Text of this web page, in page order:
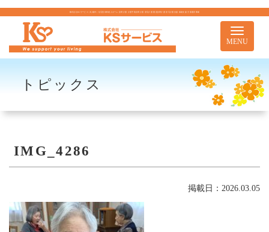
株式会社KSサービス｜札幌市｜住宅型有料老人ホーム 訪問介護 介護予防訪問介護 居宅介護 重度訪問介護 居宅介護支援 移動支援 児童通所事業
Toggle
MENU
トピックス
IMG_4286
掲載日：2026.03.05